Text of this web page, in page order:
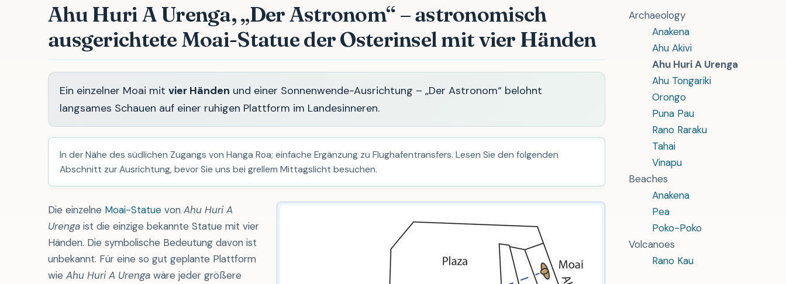
Archaeology
Anakena
Ahu Akivi
Ahu Huri A Urenga
Ahu Tongariki
Orongo
Puna Pau
Rano Raraku
Tahai
Vinapu
Beaches
Anakena
Pea
Poko-Poko
Volcanoes
Rano Kau
Ahu Huri A Urenga, „Der Astronom“ – astronomisch
ausgerichtete Moai-Statue der Osterinsel mit vier Händen
Ein einzelner Moai mitvier Händen und einer Sonnenwende-Ausrichtung – „Der Astronom“ belohnt
langsames Schauen auf einer ruhigen Plattform im Landesinneren.
In der Nähe des südlichen Zugangs von Hanga Roa; einfache Ergänzung zu Flughafentransfers. Lesen Sie den folgenden
Abschnitt zur Ausrichtung, bevor Sie uns bei grellem Mittagslicht besuchen.
Die einzelne Moai-Statue von Ahu Huri A
Urenga ist die einzige bekannte Statue mit vier
Händen. Die symbolische Bedeutung davon ist
unbekannt. Für eine so gut geplante Plattform
wie Ahu Huri A Urenga wäre jeder größere